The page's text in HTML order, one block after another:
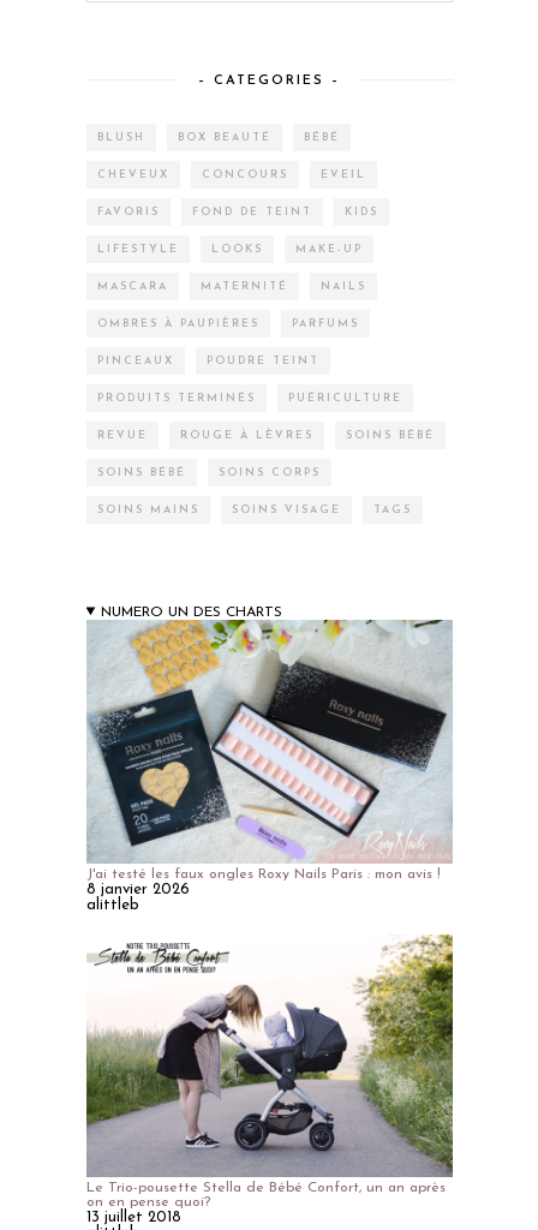
– CATEGORIES –
BLUSH BOX BEAUTÉ BÉBÉ
CHEVEUX CONCOURS EVEIL
FAVORIS FOND DE TEINT KIDS
LIFESTYLE LOOKS MAKE-UP
MASCARA MATERNITÉ NAILS
OMBRES À PAUPIÈRES PARFUMS
PINCEAUX POUDRE TEINT
PRODUITS TERMINÉS PUÉRICULTURE
REVUE ROUGE À LÈVRES SOINS BÉBÉ
SOINS BÉBÉ SOINS CORPS
SOINS MAINS SOINS VISAGE TAGS
NUMERO UN DES CHARTS
J'ai testé les faux ongles Roxy Nails Paris : mon avis !
8 janvier 2026
alittleb
Le Trio-pousette Stella de Bébé Confort, un an après
on en pense quoi?
13 juillet 2018